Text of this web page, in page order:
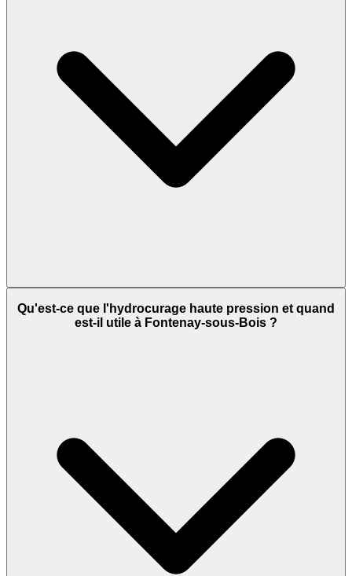
Qu'est-ce que l'hydrocurage haute pression et quand
est-il utile à Fontenay-sous-Bois ?